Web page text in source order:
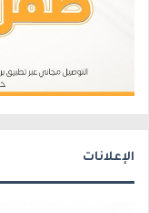
الإعلانات